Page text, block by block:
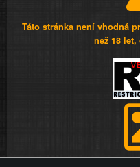
Táto stránka není vhodná
než 18